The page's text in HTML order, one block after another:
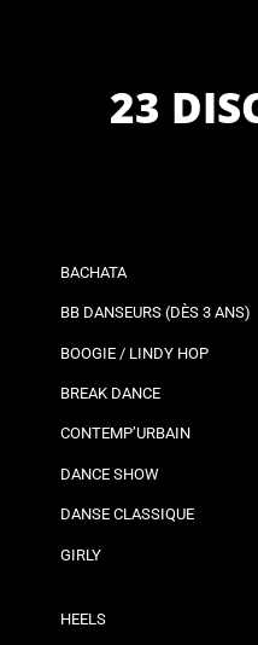
23
BACHATA
BB DANSEURS (DÈS 3 ANS)
BOOGIE / LINDY HOP
BREAK DANCE
CONTEMP’URBAIN
DANCE SHOW
DANSE CLASSIQUE
GIRLY
HEELS